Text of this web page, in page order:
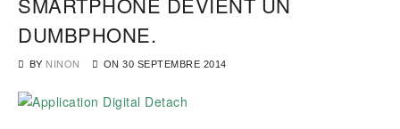
DUMBPHONE.
BY NINON ON 30 SEPTEMBRE 2014